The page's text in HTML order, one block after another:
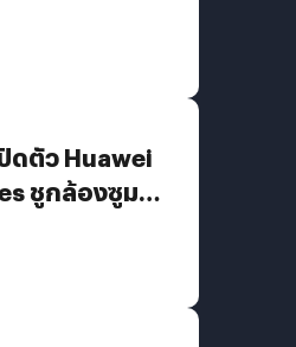
ดตัว Huawei
ชูกล้องซูม